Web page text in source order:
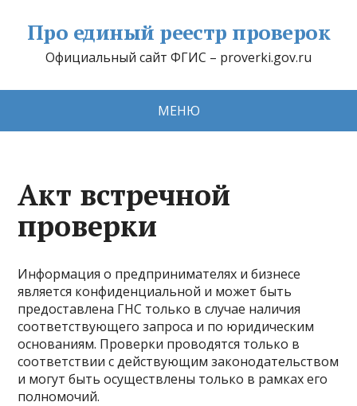
Про единый реестр проверок
Официальный сайт ФГИС – proverki.gov.ru
МЕНЮ
Акт встречной
проверки
Информация о предпринимателях и бизнесе
является конфиденциальной и может быть
предоставлена ГНС только в случае наличия
соответствующего запроса и по юридическим
основаниям. Проверки проводятся только в
соответствии с действующим законодательством
и могут быть осуществлены только в рамках его
полномочий.